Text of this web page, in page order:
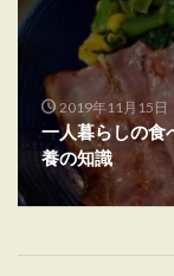
2019年11月15日
一人暮らしの食
養の知識